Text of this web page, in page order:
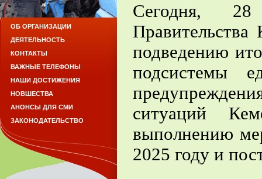
Сегодня,
Правительства
подведению
подсистемы
ситуаций
выполнению
2025 году и
ОБ ОРГАНИЗАЦИИ
ДЕЯТЕЛЬНОСТЬ
КОНТАКТЫ
ВАЖНЫЕ ТЕЛЕФОНЫ
НАШИ ДОСТИЖЕНИЯ
НОВШЕСТВА
АНОНСЫ ДЛЯ СМИ
ЗАКОНОДАТЕЛЬСТВО